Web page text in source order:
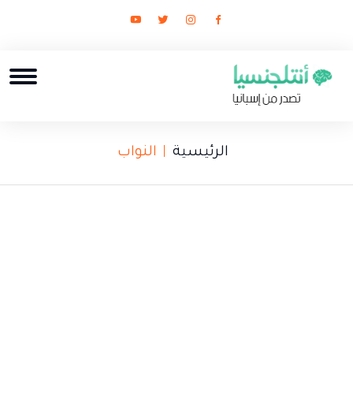
الرئيسية النواب